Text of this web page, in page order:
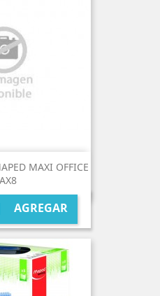
MAXI OFFICE
AGREGAR